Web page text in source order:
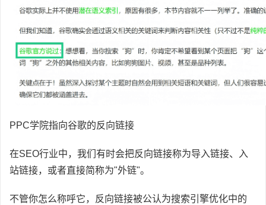
PPC学院指向谷歌的反向链接
在SEO行业中，我们有时会把反向链接称为导入链接、入
站链接，或者直接简称为"外链"。
不管你怎么称呼它，反向链接被公认为搜索引擎优化中的